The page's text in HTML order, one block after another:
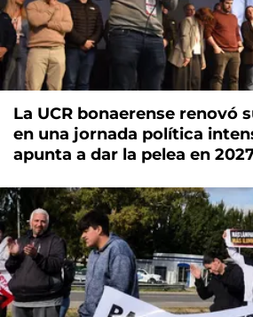
La UCR bonaerense renovó
en una jornada política
apunta a dar la pelea en